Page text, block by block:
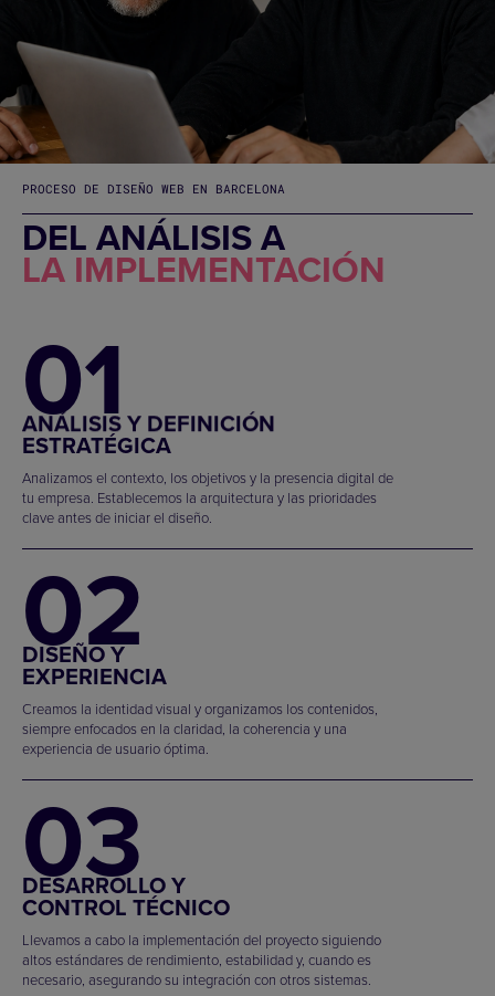
PROCESO DE DISEÑO WEB EN BARCELONA
DEL ANÁLISIS A
LA IMPLEMENTACIÓN
01
ANÁLISIS Y DEFINICIÓN
ESTRATÉGICA
Analizamos el contexto, los objetivos y la presencia digital de
tu empresa. Establecemos la arquitectura y las prioridades
clave antes de iniciar el diseño.
02
DISEÑO Y
EXPERIENCIA
Creamos la identidad visual y organizamos los contenidos,
siempre enfocados en la claridad, la coherencia y una
experiencia de usuario óptima.
03
DESARROLLO Y
CONTROL TÉCNICO
Llevamos a cabo la implementación del proyecto siguiendo
altos estándares de rendimiento, estabilidad y, cuando es
necesario, asegurando su integración con otros sistemas.